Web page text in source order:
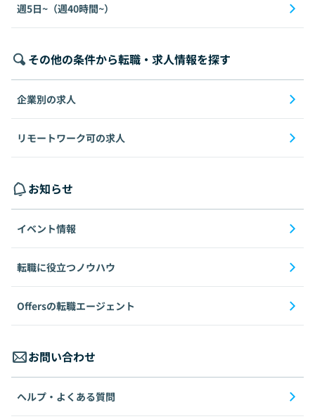
週5日~（週40時間~）
その他の条件から転職・求人情報を探す
企業別の求人
リモートワーク可の求人
お知らせ
イベント情報
転職に役立つノウハウ
Offersの転職エージェント
お問い合わせ
ヘルプ・よくある質問